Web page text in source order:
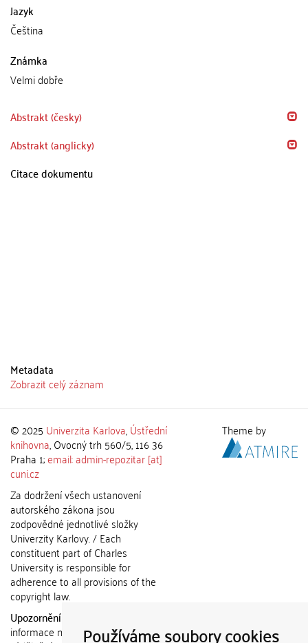
Používáme soubory cookies
Jazyk
Čeština
Známka
Velmi dobře
Abstrakt (česky)
Abstrakt (anglicky)
Citace dokumentu
Metadata
Zobrazit celý záznam
© 2025 Univerzita Karlova,Ústřední
knihovna, Ovocný trh 560/5, 116 36
Praha 1;email: admin-repozitar [at]
cuni.cz
Za dodržení všech ustanovení
autorského zákona jsou
zodpovědné jednotlivé složky
Univerzity Karlovy. / Each
constituent part of Charles
University is responsible for
adherence to all provisions of the
copyright law.
Upozornění / Notice:
informace nemohou být použity k
Theme by